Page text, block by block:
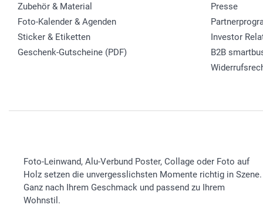
Zubehör & Material
Foto-Kalender & Agenden
Sticker & Etiketten
Geschenk-Gutscheine (PDF)
Presse
Investor
B2B
Foto-Leinwand, Alu-Verbund Poster, Collage oder Foto auf
Holz setzen die unvergesslichsten Momente richtig in Szene.
Ganz nach Ihrem Geschmack und passend zu Ihrem
Wohnstil.